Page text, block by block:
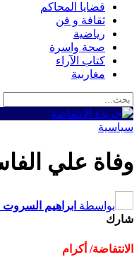
قضايا المحاكم
ثقافة و فن
رياضية
صحة واسرة
كتاب الآراء
مغاربية
سياسية
وفاة علي
بواسطة ابراهيم السروت
شارك
الانتفاضة/ أكرام